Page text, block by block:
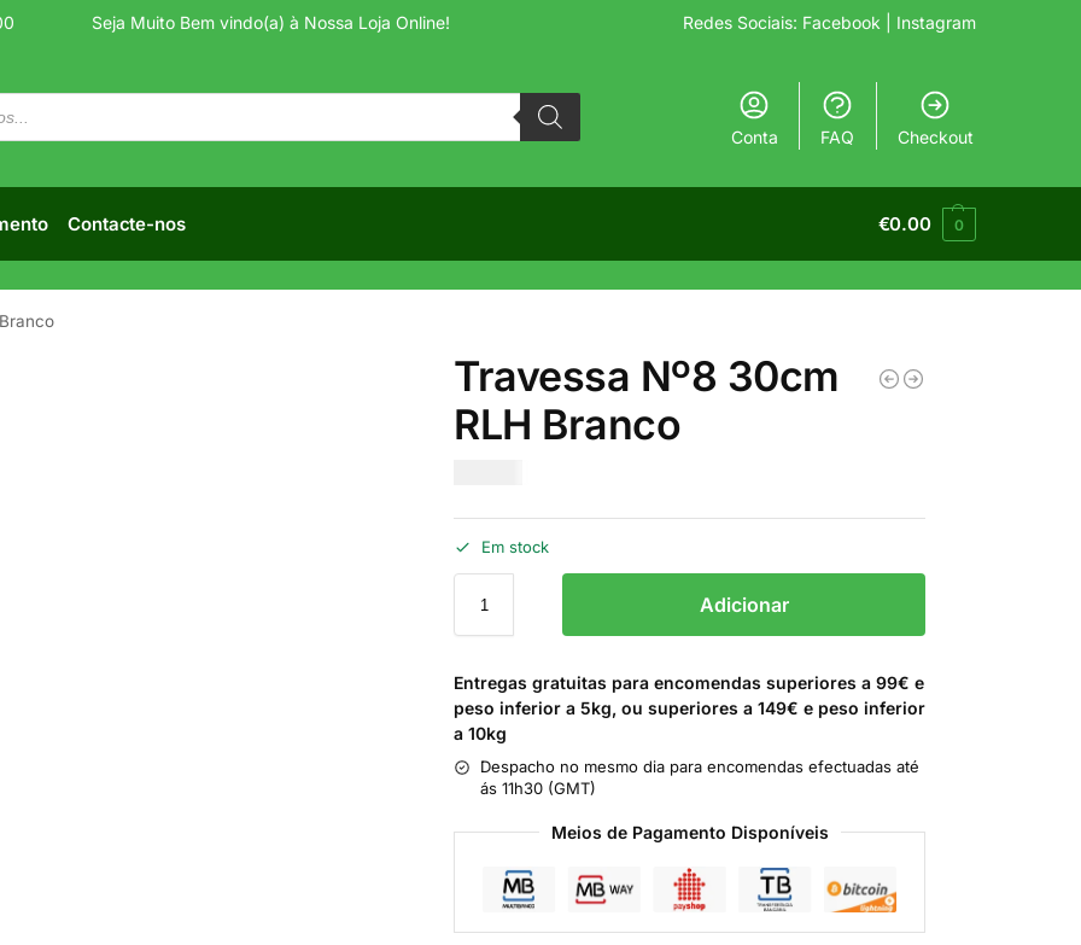
Seja Muito Bem vindo(a) à Nossa Loja Online! Redes Sociais: Facebook | Instagram
Conta FAQ Checkout
Contacte-nos €0.00 0
Travessa Nº8 30cm
RLH Branco
Em stock
Adicionar
Entregas gratuitas para encomendas superiores a 99€ e
peso inferior a 5kg, ou superiores a 149€ e peso inferior
a 10kg
Despacho no mesmo dia para encomendas efectuadas até
ás 11h30 (GMT)
Meios de Pagamento Disponíveis